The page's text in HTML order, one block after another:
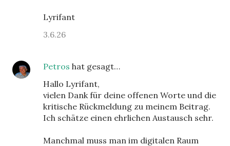
Lyrifant
3.6.26
Petros hat gesagt…
Hallo Lyrifant,
vielen Dank für deine offenen Worte und die
kritische Rückmeldung zu meinem Beitrag.
Ich schätze einen ehrlichen Austausch sehr.
Manchmal muss man im digitalen Raum